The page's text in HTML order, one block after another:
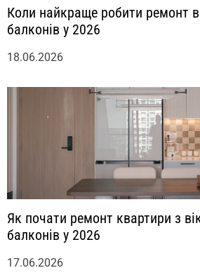
Коли найкраще робити ремонт
балконів у 2026
18.06.2026
Як почати ремонт квартири з
балконів у 2026
17.06.2026